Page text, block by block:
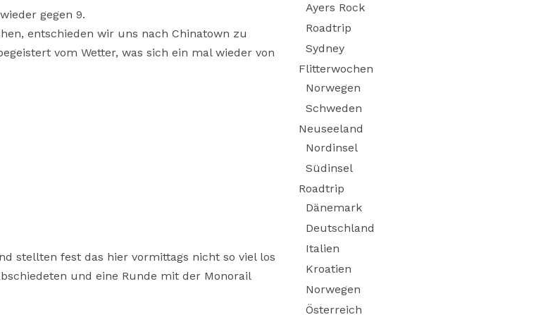
gegen 9.
entschieden wir uns nach Chinatown zu
vom Wetter, was sich ein mal wieder von
stellten fest das hier vormittags nicht so viel los
und eine Runde mit der Monorail
Ayers Rock
Roadtrip
Sydney
Flitterwochen
Norwegen
Schweden
Neuseeland
Nordinsel
Südinsel
Roadtrip
Dänemark
Deutschland
Italien
Kroatien
Norwegen
Österreich